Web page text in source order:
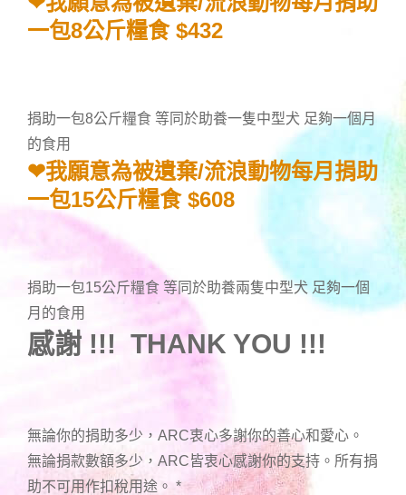
一包8公斤糧食 $432
捐助一包8公斤糧食 等同於助養一隻中型犬 足夠一個月
的食用
❤我願意為被遺棄/流浪動物每月捐助
一包15公斤糧食 $608
捐助一包15公斤糧食 等同於助養兩隻中型犬 足夠一個
月的食用
感謝 !!! THANK YOU !!!
無論你的捐助多少，ARC衷心多謝你的善心和愛心。
無論捐款數額多少，ARC皆衷心感謝你的支持。所有捐
助不可用作扣稅用途。 *